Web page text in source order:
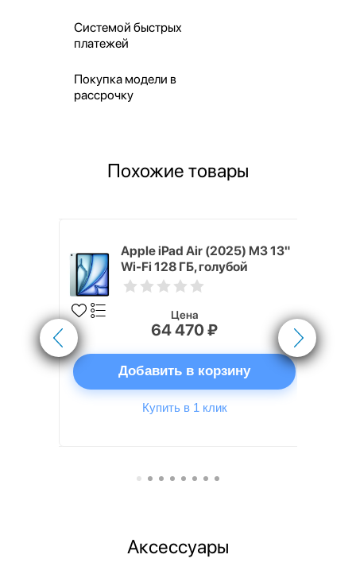
Системой быстрых
платежей
Покупка модели в
рассрочку
Похожие товары
Apple iPad Air (2025) M3 13"
Wi-Fi 128 ГБ, голубой
Цена
64 470 ₽
Добавить в корзину
Купить в 1 клик
Аксессуары